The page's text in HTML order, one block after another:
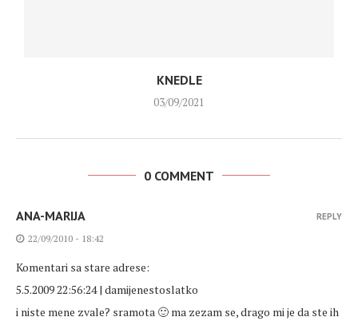
KNEDLE
03/09/2021
0 COMMENT
ANA-MARIJA
22/09/2010 - 18:42
Komentari sa stare adrese:
5.5.2009 22:56:24 | damijenestoslatko
i niste mene zvale? sramota 🙂 ma zezam se, drago mi je da ste ih
REPLY